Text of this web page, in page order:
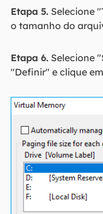
Etapa 5.Selecione
o tamanho do
Etapa 6.Selecione
"Definir" e clique